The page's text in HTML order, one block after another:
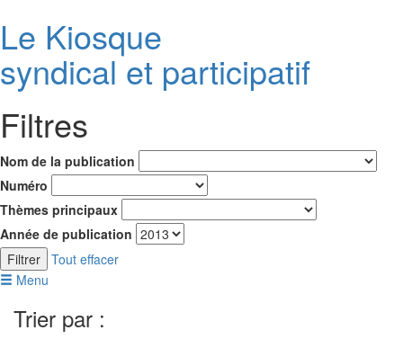
Le Kiosque
syndical et participatif
Filtres
Nom de la publication
Numéro
Thèmes principaux
Année de publication
Filtrer Tout effacer
Menu
Trier par :